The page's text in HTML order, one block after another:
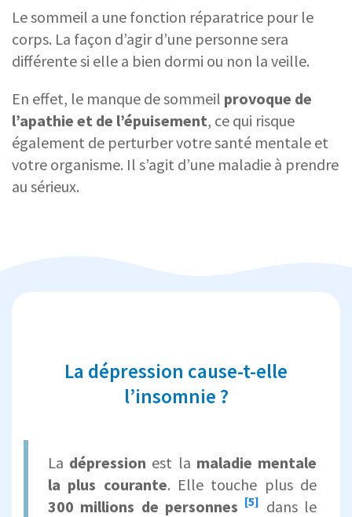
Le sommeil a une fonction réparatrice pour le
corps. La façon d’agir d’une personne sera
différente si elle a bien dormi ou non la veille.
En effet, le manque de sommeil provoque de
l’apathie et de l’épuisement, ce qui risque
également de perturber votre santé mentale et
votre organisme. Il s’agit d’une maladie à prendre
au sérieux.
La dépression cause-t-elle
l’insomnie ?
La dépression est la maladie mentale
la plus courante. Elle touche plus de
300 millions de personnes [5] dans le